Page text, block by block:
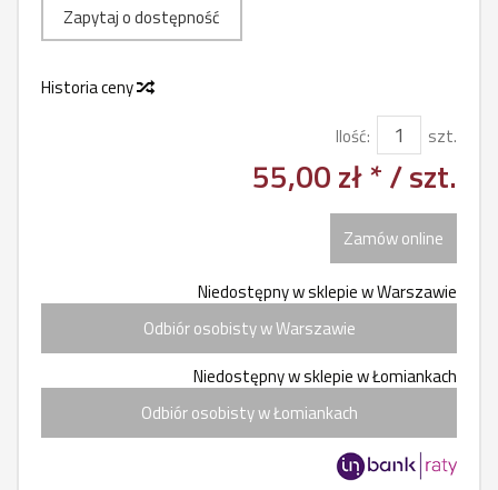
Zapytaj o dostępność
Historia ceny
Ilość:
szt.
55,00 zł */ szt.
Zamów online
Niedostępny w sklepie w Warszawie
Odbiór osobisty w Warszawie
Niedostępny w sklepie w Łomiankach
Odbiór osobisty w Łomiankach